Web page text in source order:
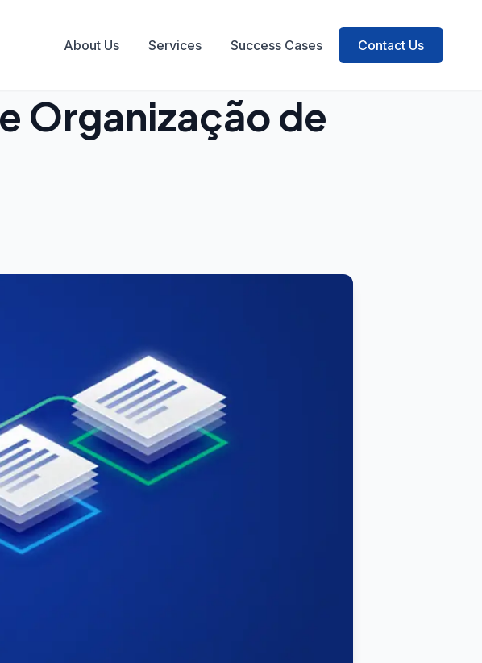
About Us Services Success Cases Contact Us
Organização de